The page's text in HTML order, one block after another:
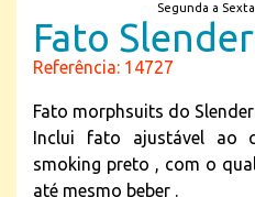
Segunda a
Fato
Referência: 14727
Fato morphsuits do
Inclui fato ajustável ao
smoking preto , com o
até mesmo beber .